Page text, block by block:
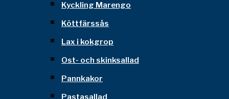
Kyckling Marengo
Köttfärssås
Lax i kokgrop
Ost- och skinksallad
Pannkakor
Pastasallad